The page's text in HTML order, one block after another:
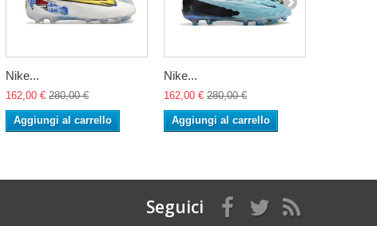
Nike...
162,00 € 280,00 €
Aggiungi al carrello
Nike...
162,00 € 280,00 €
Aggiungi al carrello
Seguici